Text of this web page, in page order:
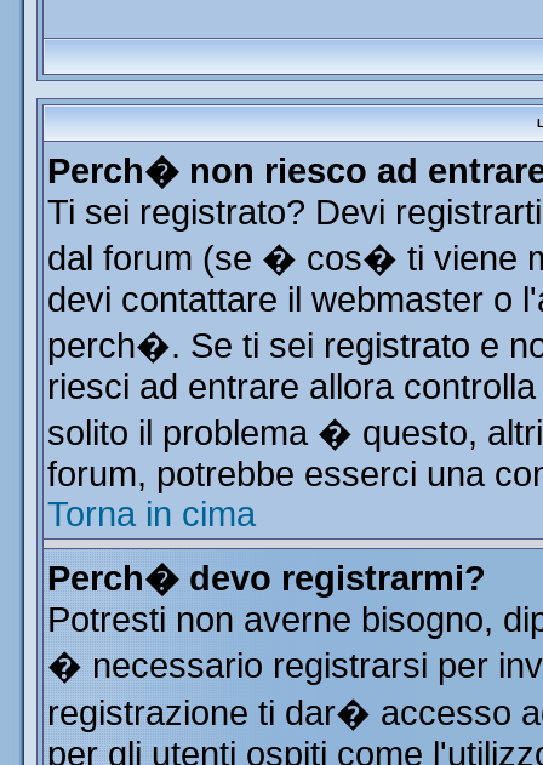
Perch� non riesco ad
Ti sei registrato? Devi
dal forum (se � cos� ti viene
devi contattare il webmaster o
perch�. Se ti sei registrato e
riesci ad entrare allora
solito il problema � questo,
forum, potrebbe esserci una
Torna in cima
Perch� devo registrarmi?
Potresti non averne bisogno,
� necessario registrarsi per
registrazione ti dar� accesso
per gli utenti ospiti come